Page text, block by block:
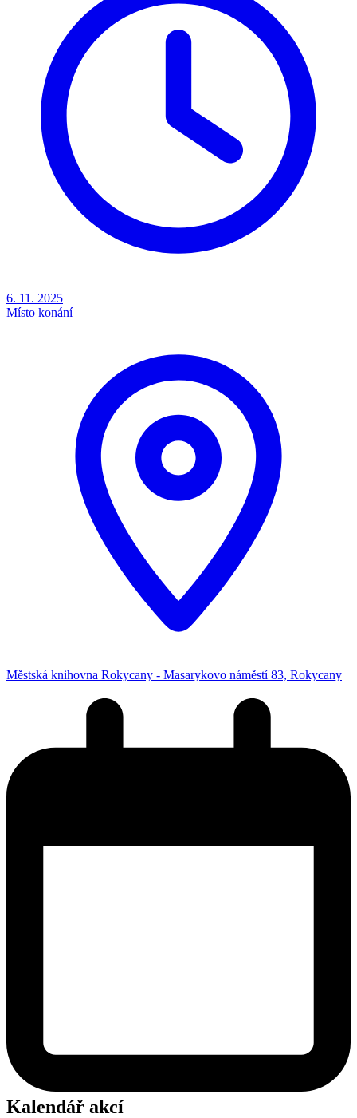
6. 11. 2025
Místo konání
Městská knihovna Rokycany - Masarykovo náměstí 83, Rokycany
Kalendář akcí